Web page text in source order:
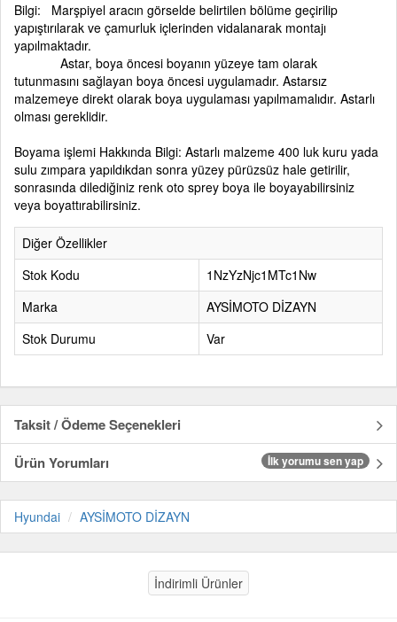
Bilgi: Marşpiyel aracın görselde belirtilen bölüme geçirilip
yapıştırılarak ve çamurluk içlerinden vidalanarak montajı
yapılmaktadır.
Astar, boya öncesi boyanın yüzeye tam olarak
tutunmasını sağlayan boya öncesi uygulamadır. Astarsız
malzemeye direkt olarak boya uygulaması yapılmamalıdır. Astarlı
olması gereklidir.
Boyama işlemi Hakkında Bilgi: Astarlı malzeme 400 luk kuru yada
sulu zımpara yapıldıkdan sonra yüzey pürüzsüz hale getirilir,
sonrasında dilediğiniz renk oto sprey boya ile boyayabilirsiniz
veya boyattırabilirsiniz.
Diğer Özellikler
Stok Kodu
1NzYzNjc1MTc1Nw
Marka
AYSİMOTO DİZAYN
Stok Durumu
Var
Taksit / Ödeme Seçenekleri
Ürün Yorumları
İlk yorumu sen yap
Hyundai AYSİMOTO DİZAYN
İndirimli Ürünler